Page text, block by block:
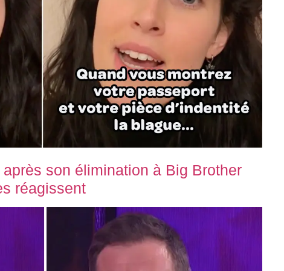
son élimination à Big Brother
réagissent